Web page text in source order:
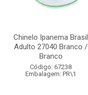
Chinelo Ipanema Brasil
Adulto 27040 Branco /
Branco
Código: 67238
Embalagem: PR\1